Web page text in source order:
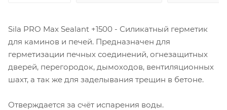
Sila PRO Max Sealant +1500 - Силикатный герметик
для каминов и печей. Предназначен для
герметизации печных соединений, огнезащитных
дверей, перегородок, дымоходов, вентиляционных
шахт, а так же для заделывания трещин в бетоне.
Отверждается за счёт испарения воды.